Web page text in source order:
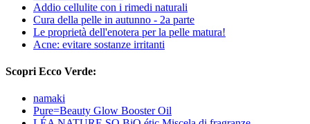
Addio cellulite con i rimedi naturali
Cura della pelle in autunno - 2a parte
Le proprietà dell'enotera per la pelle matura!
Acne: evitare sostanze irritanti
Scopri Ecco Verde:
namaki
Pure=Beauty Glow Booster Oil